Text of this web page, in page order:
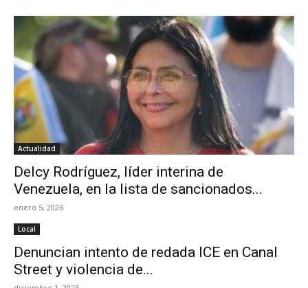
Actualidad
Delcy Rodríguez, líder interina de
Venezuela, en la lista de sancionados...
enero 5, 2026
Local
Denuncian intento de redada ICE en Canal
Street y violencia de...